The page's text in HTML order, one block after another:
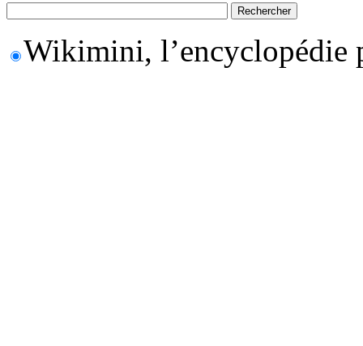
Wikimini, l’encyclopédie